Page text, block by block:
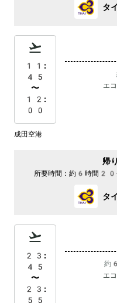
タ
11:
45
〜
12:
00
エ
成田空港
帰
所要時間： 約6時間20
タ
23:
45
〜
23:
55
約
エ